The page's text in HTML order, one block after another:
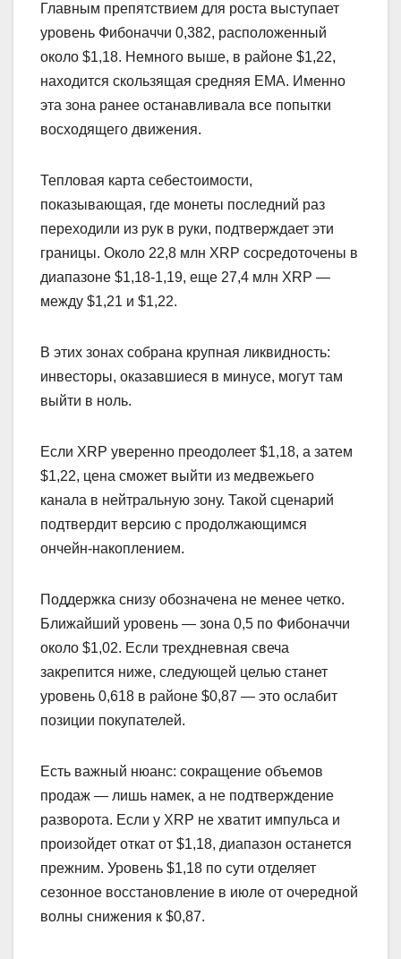
Главным препятствием для роста выступает
уровень Фибоначчи 0,382, расположенный
около $1,18. Немного выше, в районе $1,22,
находится скользящая средняя EMA. Именно
эта зона ранее останавливала все попытки
восходящего движения.
Тепловая карта себестоимости,
показывающая, где монеты последний раз
переходили из рук в руки, подтверждает эти
границы. Около 22,8 млн XRP сосредоточены в
диапазоне $1,18-1,19, еще 27,4 млн XRP —
между $1,21 и $1,22.
В этих зонах собрана крупная ликвидность:
инвесторы, оказавшиеся в минусе, могут там
выйти в ноль.
Если XRP уверенно преодолеет $1,18, а затем
$1,22, цена сможет выйти из медвежьего
канала в нейтральную зону. Такой сценарий
подтвердит версию с продолжающимся
ончейн-накоплением.
Поддержка снизу обозначена не менее четко.
Ближайший уровень — зона 0,5 по Фибоначчи
около $1,02. Если трехдневная свеча
закрепится ниже, следующей целью станет
уровень 0,618 в районе $0,87 — это ослабит
позиции покупателей.
Есть важный нюанс: сокращение объемов
продаж — лишь намек, а не подтверждение
разворота. Если у XRP не хватит импульса и
произойдет откат от $1,18, диапазон останется
прежним. Уровень $1,18 по сути отделяет
сезонное восстановление в июле от очередной
волны снижения к $0,87.